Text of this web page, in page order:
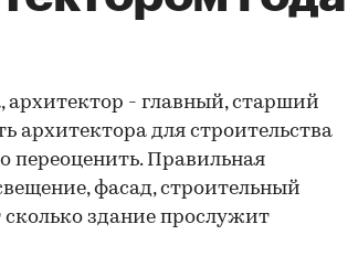
архитектор - главный, старший
архитектора для строительства
переоценить. Правильная
фасад, строительный
сколько здание прослужит